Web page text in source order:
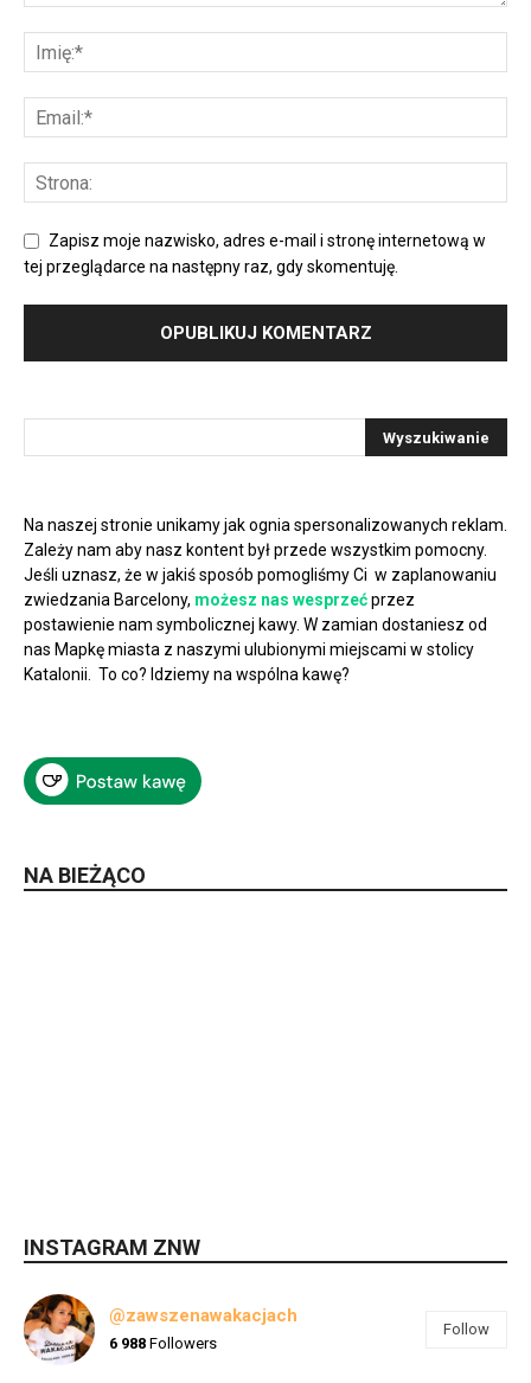
Zapisz moje nazwisko, adres e-mail i stronę internetową w
tej przeglądarce na następny raz, gdy skomentuję.
Na naszej stronie unikamy jak ognia spersonalizowanych reklam.
Zależy nam aby nasz kontent był przede wszystkim pomocny.
Jeśli uznasz, że w jakiś sposób pomogliśmy Ci w zaplanowaniu
zwiedzania Barcelony, możesz nas wesprzećprzez
postawienie nam symbolicznej kawy. W zamian dostaniesz od
nas Mapkę miasta z naszymi ulubionymi miejscami w stolicy
Katalonii. To co? Idziemy na wspólna kawę?
NA BIEŻĄCO
INSTAGRAM ZNW
@zawszenawakacjach
6 988 Followers
Follow